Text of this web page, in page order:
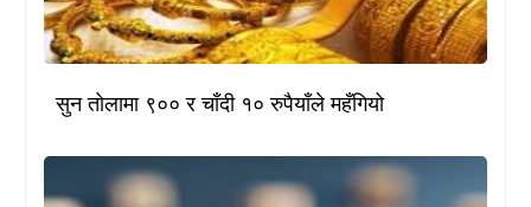
सुन तोलामा ९०० र चाँदी १० रुपैयाँले महँगियो